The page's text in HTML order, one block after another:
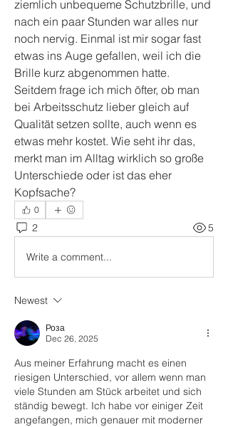
ziemlich unbequeme Schutzbrille, und
nach ein paar Stunden war alles nur
noch nervig. Einmal ist mir sogar fast
etwas ins Auge gefallen, weil ich die
Brille kurz abgenommen hatte.
Seitdem frage ich mich öfter, ob man
bei Arbeitsschutz lieber gleich auf
Qualität setzen sollte, auch wenn es
etwas mehr kostet. Wie seht ihr das,
merkt man im Alltag wirklich so große
Unterschiede oder ist das eher
Kopfsache?
0
2 5
Write a comment...
Newest
Роза
Dec 26, 2025
Aus meiner Erfahrung macht es einen
riesigen Unterschied, vor allem wenn man
viele Stunden am Stück arbeitet und sich
ständig bewegt. Ich habe vor einiger Zeit
angefangen, mich genauer mit moderner